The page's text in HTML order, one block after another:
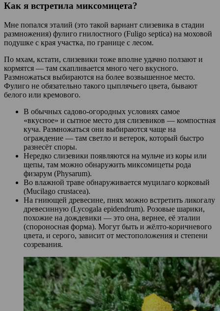
Как я встретила миксомицета?
Мне попался эталий (это такой вариант слизевика в стадии
размножения) фулиго гнилостного (Fuligo septica) на моховой
подушке с края участка, по границе с лесом.
По мхам, кстати, слизевики тоже вполне удачно ползают и
кормятся — там скапливается много чего вкусного.
Размножаться выбираются на более возвышенное место.
Фулиго не обязательно такого цыплячьего цвета, бывают
белого или кремового.
В обычных садово-огородных условиях самое
«вкусное» и сытное место для слизевиков — компостная
куча. Размножаться они выбираются чаще на
ограждение — там светло и ветерок, который быстро
разнесёт споры.
Нередко слизевики появляются на мульче из коры или
щепы, там можно обнаружить миксомицеты рода
физарум (Physarum).
Во влажной траве обнаруживается муцилаго корковый
(Mucilago crustacea).
На гниющей древесине, пнях можно встретить ликогалу
древесинную (Lycogala epidendrum). Розовые шарики,
похожие на дождевики — это она, вернее, её эталии
(спороносная форма). Могут быть и жёлто-коричневого
цвета, и серого, зависит от местоположения и степени
созревания.